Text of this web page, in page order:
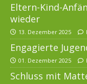
Eltern-Kind-
wieder
13. Dezember 2025
Engagierte
01. Dezember 2025
Schluss mit